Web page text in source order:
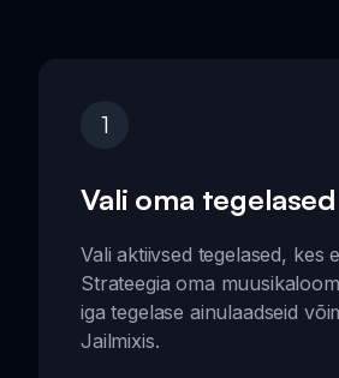
1
Vali oma tegelased
Vali aktiivsed tegelased, kes
Strateegia oma
iga tegelase ainulaadseid
Jailmixis.